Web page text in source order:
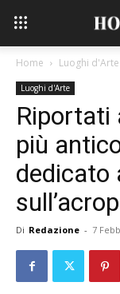
Home Luoghi d'Arte
Luoghi d'Arte
Riportati
più
dedicato
Di Redazione - 7